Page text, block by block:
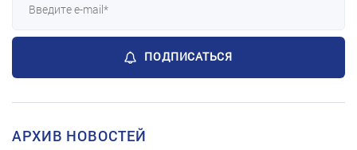
ПОДПИСАТЬСЯ
АРХИВ НОВОСТЕЙ